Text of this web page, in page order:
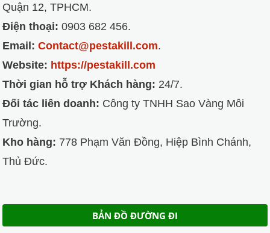
Quận 12, TPHCM.
Điện thoại: 0903 682 456.
Email: Contact@pestakill.com.
Website: https://pestakill.com
Thời gian hỗ trợ Khách hàng: 24/7.
Đối tác liên doanh: Công ty TNHH Sao Vàng Môi
Trường.
Kho hàng: 778 Phạm Văn Đồng, Hiệp Bình Chánh,
Thủ Đức.
BẢN ĐỒ ĐƯỜNG ĐI